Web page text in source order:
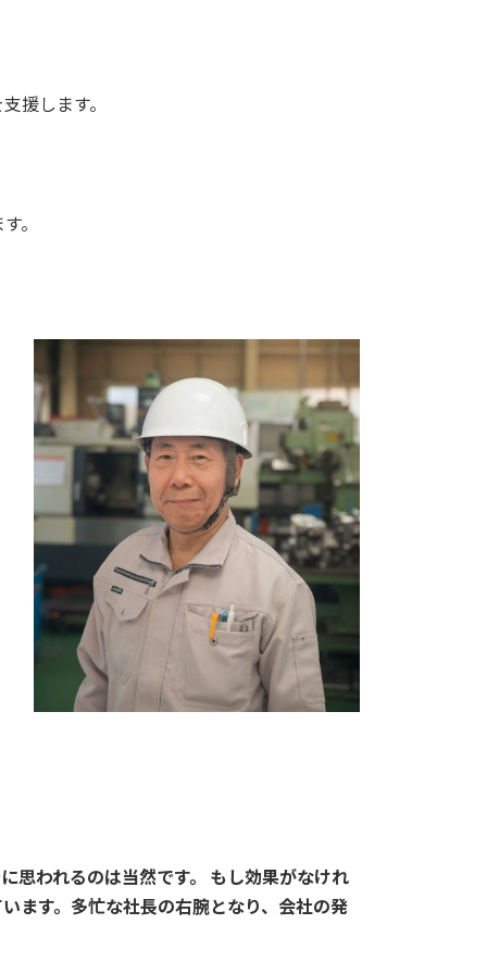
援します。
。
思われるのは当然です。 もし効果がなけれ
ます。多忙な社長の右腕となり、会社の発